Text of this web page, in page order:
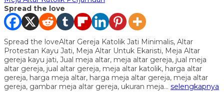
Spread the love
Spread the loveAltar Gereja Katolik Jati Minimalis, Altar
Protestan Kayu Jati, Meja Altar Untuk Ekaristi, Meja Altar
gereja kayu jati, Jual meja altar, meja altar gereja, jual meja
altar gereja, jual altar gereja, meja altar katolik, harga altar
gereja, harga meja altar, harga meja altar gereja, meja altar
gereja, gambar meja altar gereja, ukuran meja… selengkapnya